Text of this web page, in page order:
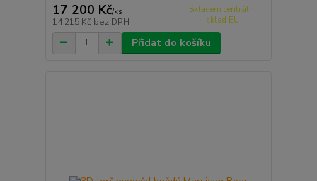
17 200 Kč/ks
14 215 Kč bez DPH
Skladem centrální
sklad EU
Přidat do košíku